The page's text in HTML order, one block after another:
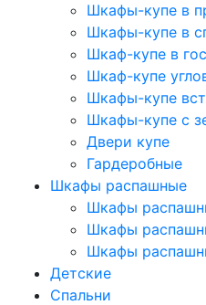
Шкафы-купе в
Шкафы-купе в
Шкаф-купе в
Шкаф-купе
Шкафы-купе
Шкафы-купе с
Двери купе
Гардеробные
Шкафы распашные
Шкафы
Шкафы
Шкафы
Детские
Спальни